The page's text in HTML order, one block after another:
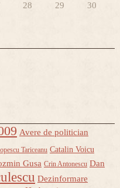
28 29
30
Avere de politician
Tariceanu Catalin Voicu
Gusa Crin Antonescu Dan
Dezinformare